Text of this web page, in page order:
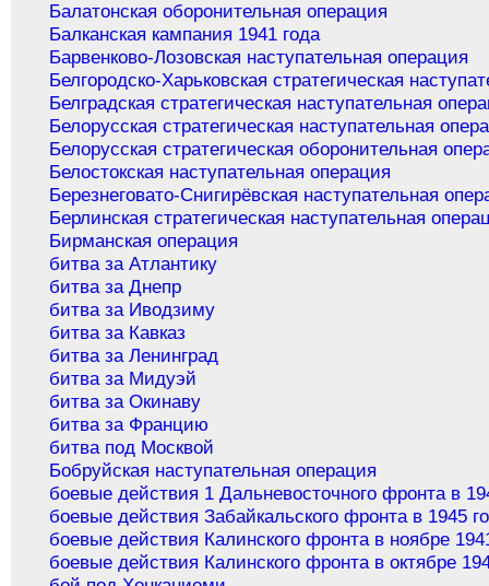
Балатонская оборонительная операция
Балканская кампания 1941 года
Барвенково-Лозовская наступательная операция
Белгородско-Харьковская стратегическая
Белградская стратегическая наступательная
Белорусская стратегическая наступательная
Белорусская стратегическая оборонительная
Белостокская наступательная операция
Березнеговато-Снигирёвская наступательная
Берлинская стратегическая наступательная
Бирманская операция
битва за Атлантику
битва за Днепр
битва за Иводзиму
битва за Кавказ
битва за Ленинград
битва за Мидуэй
битва за Окинаву
битва за Францию
битва под Москвой
Бобруйская наступательная операция
боевые действия 1 Дальневосточного фронта в
боевые действия Забайкальского фронта в 1945
боевые действия Калинского фронта в ноябре
боевые действия Калинского фронта в октябре